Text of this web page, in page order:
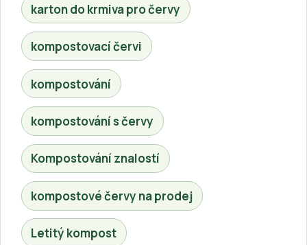
karton do krmiva pro červy
kompostovací červi
kompostování
kompostování s červy
Kompostování znalostí
kompostové červy na prodej
Letitý kompost